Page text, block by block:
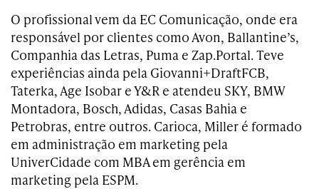
O profissional vem da EC Comunicação, onde era
responsável por clientes como Avon, Ballantine’s,
Companhia das Letras, Puma e Zap.Portal. Teve
experiências ainda pela Giovanni+DraftFCB,
Taterka, Age Isobar e Y&R e atendeu SKY, BMW
Montadora, Bosch, Adidas, Casas Bahia e
Petrobras, entre outros. Carioca, Miller é formado
em administração em marketing pela
UniverCidade com MBA em gerência em
marketing pela ESPM.